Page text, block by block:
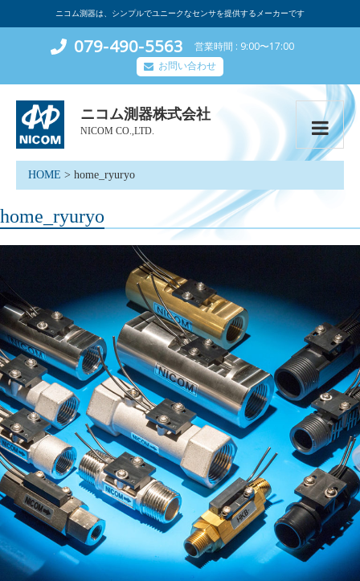
ニコム測器は、シンプルでユニークなセンサを提供するメーカーです
079-490-5563 営業時間 9:00〜17:00
お問い合わせ
ニコム測器株式会社
NICOM CO.,LTD.
HOME > home_ryuryo
home_ryuryo